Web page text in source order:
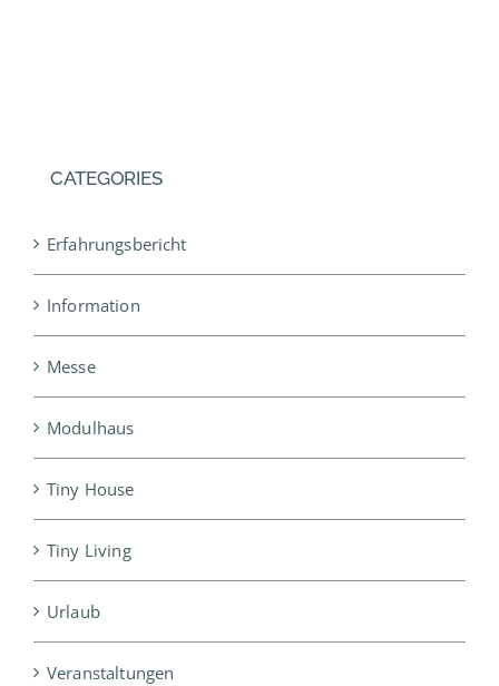
CATEGORIES
Erfahrungsbericht
Information
Messe
Modulhaus
Tiny House
Tiny Living
Urlaub
Veranstaltungen